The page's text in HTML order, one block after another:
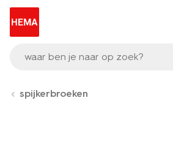
waar ben je naar op zoek?
spijkerbroeken